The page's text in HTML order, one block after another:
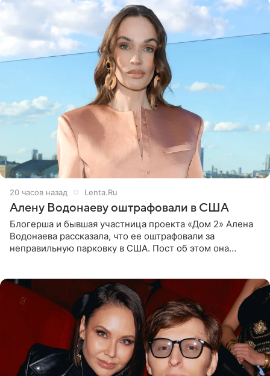
20 часов назад Lenta.Ru
Алену Водонаеву оштрафовали в США
Блогерша и бывшая участница проекта «Дом 2» Алена
Водонаева рассказала, что ее оштрафовали за
неправильную парковку в США. Пост об этом она